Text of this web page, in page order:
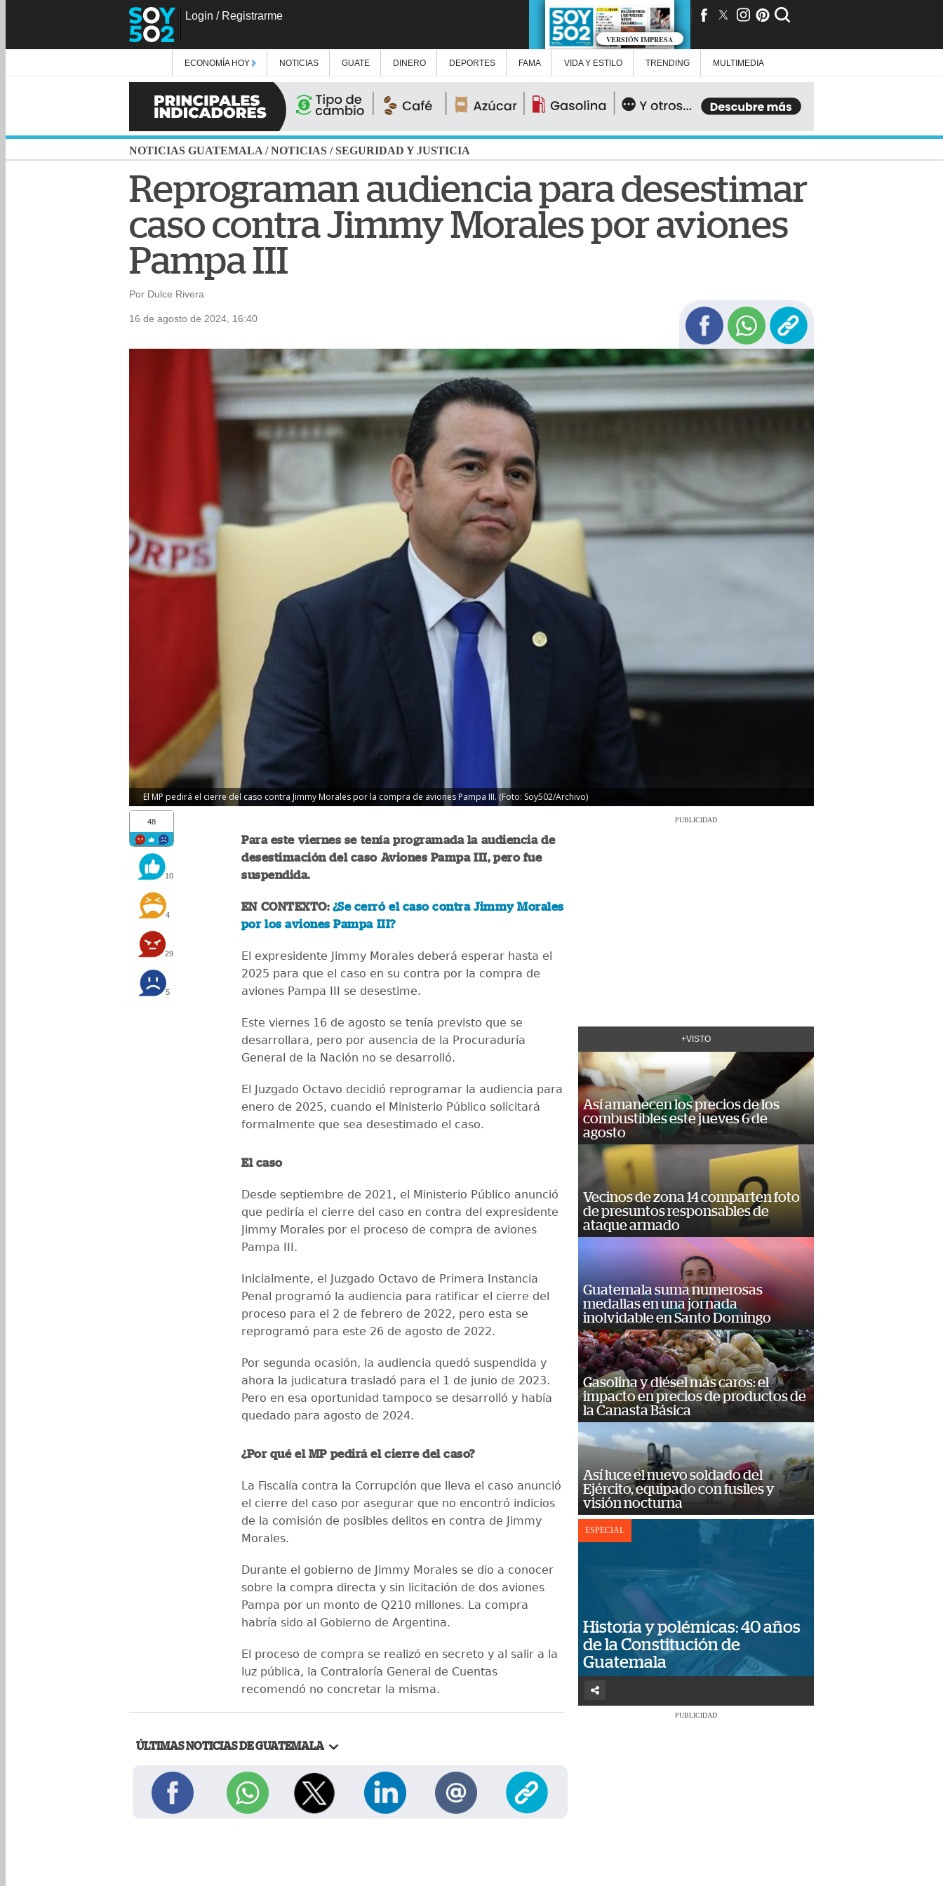
Login / Registrarme
VERSIÓN IMPRESA
ECONOMÍA HOY NOTICIAS GUATE DINERO DEPORTES FAMA VIDA Y ESTILO TRENDING MULTIMEDIA
NOTICIAS GUATEMALA /NOTICIAS /SEGURIDAD Y JUSTICIA
Reprograman audiencia para desestimar
caso contra Jimmy Morales por aviones
Pampa III
Por Dulce Rivera
16 de agosto de 2024, 16:40
El MP pedirá el cierre del caso contra Jimmy Morales por la compra de aviones Pampa III. (Foto: Soy502/Archivo)
48
10
4
29
5
Para este viernes se tenía programada la audiencia de
desestimación del caso Aviones Pampa III, pero fue
suspendida.
EN CONTEXTO: ¿Se cerró el caso contra Jimmy Morales
por los aviones Pampa III?
El expresidente Jimmy Morales deberá esperar hasta el
2025 para que el caso en su contra por la compra de
aviones Pampa III se desestime.
Este viernes 16 de agosto se tenía previsto que se
desarrollara, pero por ausencia de la Procuraduría
General de la Nación no se desarrolló.
El Juzgado Octavo decidió reprogramar la audiencia para
enero de 2025, cuando el Ministerio Público solicitará
formalmente que sea desestimado el caso.
El caso
Desde septiembre de 2021, el Ministerio Público anunció
que pediría el cierre del caso en contra del expresidente
Jimmy Morales por el proceso de compra de aviones
Pampa III.
Inicialmente, el Juzgado Octavo de Primera Instancia
Penal programó la audiencia para ratificar el cierre del
proceso para el 2 de febrero de 2022, pero esta se
reprogramó para este 26 de agosto de 2022.
Por segunda ocasión, la audiencia quedó suspendida y
ahora la judicatura trasladó para el 1 de junio de 2023.
Pero en esa oportunidad tampoco se desarrolló y había
quedado para agosto de 2024.
¿Por qué el MP pedirá el cierre del caso?
La Fiscalía contra la Corrupción que lleva el caso anunció
el cierre del caso por asegurar que no encontró indicios
de la comisión de posibles delitos en contra de Jimmy
Morales.
Durante el gobierno de Jimmy Morales se dio a conocer
sobre la compra directa y sin licitación de dos aviones
Pampa por un monto de Q210 millones. La compra
habría sido al Gobierno de Argentina.
El proceso de compra se realizó en secreto y al salir a la
luz pública, la Contraloría General de Cuentas
recomendó no concretar la misma.
ÚLTIMAS NOTICIAS DE GUATEMALA
PUBLICIDAD
+VISTO
Así amanecen los precios de los
combustibles este jueves 6 de
agosto
Vecinos de zona 14 comparten foto
de presuntos responsables de
ataque armado
Guatemala suma numerosas
medallas en una jornada
inolvidable en Santo Domingo
Gasolina y diésel más caros: el
impacto en precios de productos de
la Canasta Básica
Así luce el nuevo soldado del
Ejército, equipado con fusiles y
visión nocturna
ESPECIAL
Historia y polémicas: 40 años
de la Constitución de
Guatemala
PUBLICIDAD